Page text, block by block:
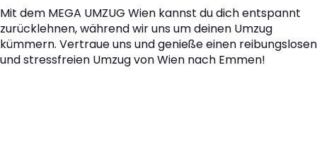
Mit dem MEGA UMZUG Wien kannst du dich entspannt
zurücklehnen, während wir uns um deinen Umzug
kümmern. Vertraue uns und genieße einen reibungslosen
und stressfreien Umzug von Wien nach Emmen!